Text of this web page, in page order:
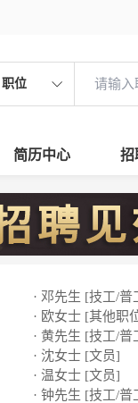
职位
简历中心 招
· 邓先生 [技工/普
· 欧女士 [其他职
· 黄先生 [技工/普
· 沈女士 [文员]
· 温女士 [文员]
· 钟先生 [技工/普